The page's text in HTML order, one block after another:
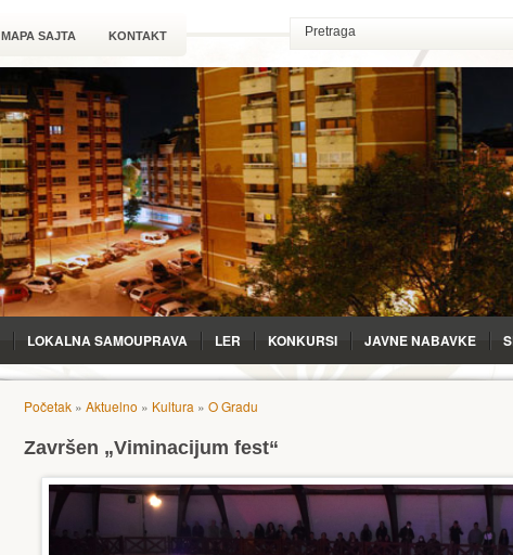
MAPA SAJTA KONTAKT
LOKALNA SAMOUPRAVA LЕR KONKURSI JAVNE NABAVKE
Početak » Aktuelno » Kultura » O Gradu
Završen „Viminacijum fest“